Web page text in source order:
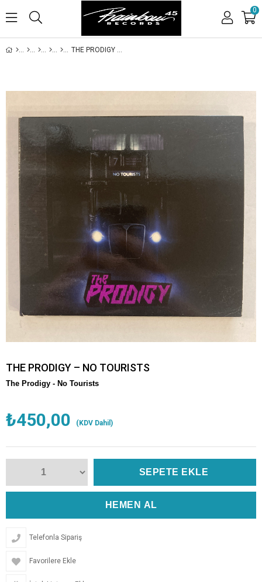
0
THE PRODIGY – NO TOURISTS
THE PRODIGY – NO TOURISTS
The Prodigy - No Tourists
₺450,00 (KDV Dahil)
Telefonla Sipariş
Favorilere Ekle